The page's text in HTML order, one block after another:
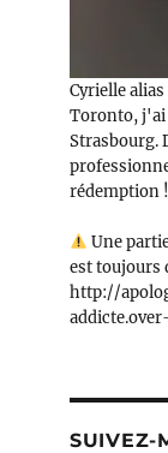
Cyrielle
Toronto, j'ai
Strasbourg.
rédemption !
Une
est toujours
http://
SUIVEZ-